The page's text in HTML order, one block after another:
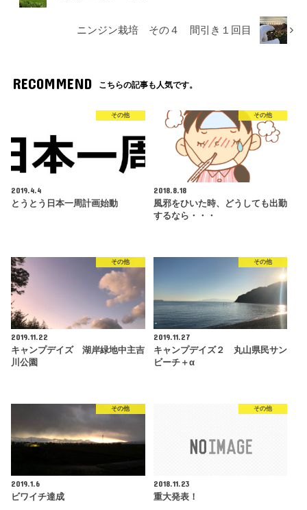
ニンジン栽培 その４ 間引き１回目
RECOMMEND こちらの記事も人気です。
その他
2019.4.4
とうとう日本一周計画始動
その他
2018.8.18
風邪をひいた時、どうしても出勤
するなら・・・
その他
2019.11.22
キャンプデイズ 湖岸緑地中主吉
川公園
その他
2019.11.27
キャンプデイズ２ 丸山県民サン
ビーチ＋α
その他
2019.1.6
ビワイチ達成
その他
2018.11.23
重大発表！